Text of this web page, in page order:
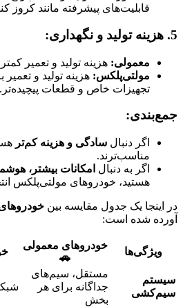
قابلیت‌های پیشرفته مانند کروز
5. هزینه تولید و نگهداری:
معمولی: هزینه تولید و تعمیر
مولتی‌پلکس: هزینه تولید و تعمیر
تجهیزات خاص و قطعات پیچیده‌تر.
جمع‌بندی:
اگر دنبال سادگی و هزینه کم‌تر
مناسب‌ترند.
اگر به دنبال امکانات بیشتر،
هستید، خودروهای مولتی‌پلکس
در اینجا یک جدول مقایسه بین
آورده شده است:
ویژگی‌ها
خودروهای معمولی
🚗
سیستم
سیم‌کشی
مستقل، سیم‌های
جداگانه برای هر
بخش